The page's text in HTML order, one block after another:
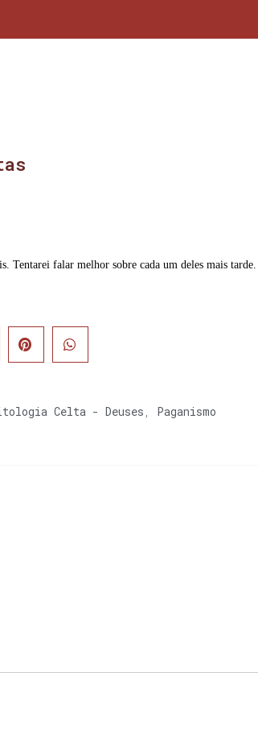
Tentarei falar melhor sobre cada um deles mais tarde.
Celta - Deuses Paganismo